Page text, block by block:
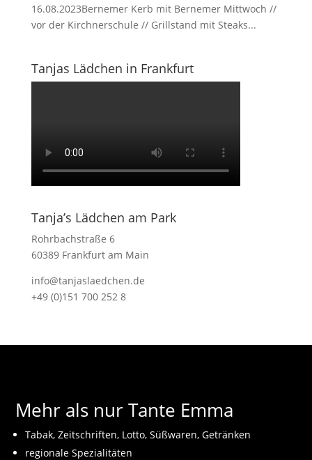
16.08.2023Bernemer Kerb mit Bernemer Mittwoch //
vor der Kirchnerschule // Grillstand mit Steaks...
Tanjas Lädchen in Frankfurt
Tanja’s Lädchen am Park
Rohrbachstraße 6
60389 Frankfurt am Main
info@tanjaslaedchen.de
+49 (0)151 700 252 8
Mehr als nur Tante Emma
Tabak, Zeitschriften, Lotto, Süßwaren, Getränken
regionale Spezialitäten